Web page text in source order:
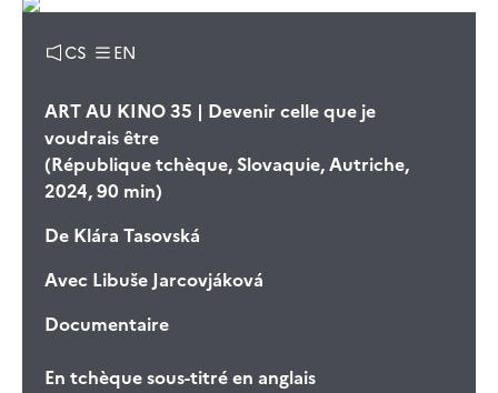
CS EN
ART AU KINO 35 | Devenir celle que je
voudrais être
(République tchèque, Slovaquie, Autriche,
2024, 90 min)
De Klára Tasovská
Avec Libuše Jarcovjáková
Documentaire
En tchèque sous-titré en anglais